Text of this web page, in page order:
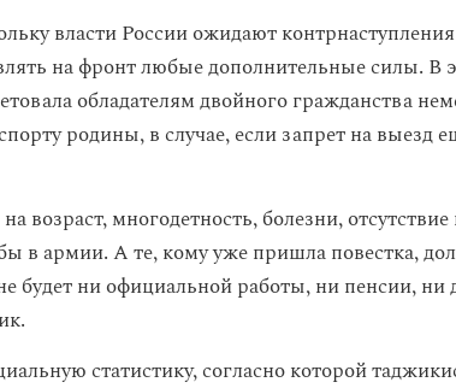
власти России ожидают
на фронт любые дополнительные силы. В
обладателям двойного гражданства
родины, в случае, если запрет на выезд
возраст, многодетность, болезни,
в армии. А те, кому уже пришла повестка,
будет ни официальной работы, ни пенсии, ни
статистику, согласно которой